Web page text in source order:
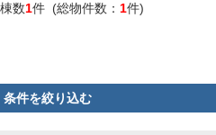
棟数1件 (総物件数： 1件)
条件を絞り込む